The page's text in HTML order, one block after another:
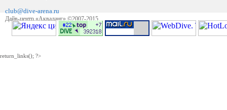
club@dive-arena.ru
Дайв-центр «Акваланг» ©2007-2015
return_links(); ?>